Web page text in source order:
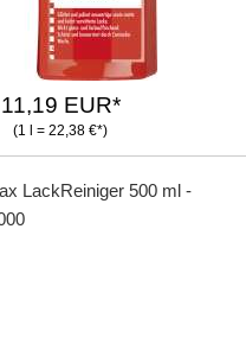
11,19 EUR*
(1 l = 22,38 €*)